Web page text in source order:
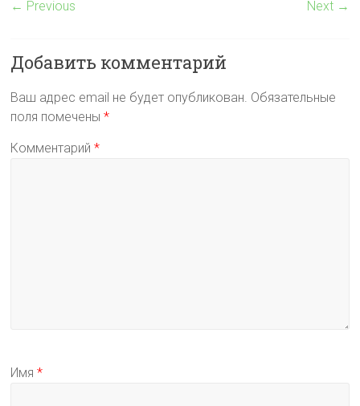
← Previous Next →
Добавить комментарий
Ваш адрес email не будет опубликован. Обязательные
поля помечены*
Комментарий*
Имя*